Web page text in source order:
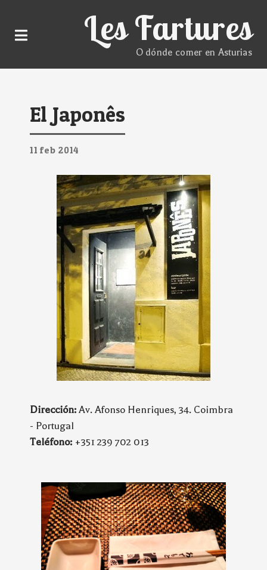
Les Fartures
O dónde comer en Asturias
El Japonês
11 feb 2014
Dirección: Av. Afonso Henriques, 34. Coimbra
- Portugal
Teléfono: +351 239 702 013